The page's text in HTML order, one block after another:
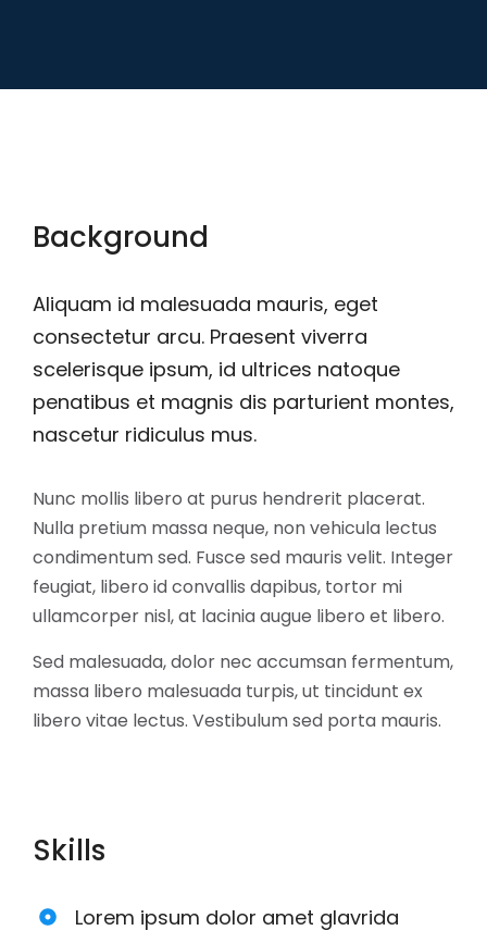
Background
Aliquam id malesuada mauris, eget
consectetur arcu. Praesent viverra
scelerisque ipsum, id ultrices natoque
penatibus et magnis dis parturient montes,
nascetur ridiculus mus.
Nunc mollis libero at purus hendrerit placerat.
Nulla pretium massa neque, non vehicula lectus
condimentum sed. Fusce sed mauris velit. Integer
feugiat, libero id convallis dapibus, tortor mi
ullamcorper nisl, at lacinia augue libero et libero.
Sed malesuada, dolor nec accumsan fermentum,
massa libero malesuada turpis, ut tincidunt ex
libero vitae lectus. Vestibulum sed porta mauris.
Skills
Lorem ipsum dolor amet glavrida